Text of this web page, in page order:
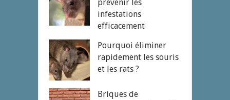
prévenir les
infestations
efficacement
Pourquoi éliminer
rapidement les souris
et les rats ?
Briques de